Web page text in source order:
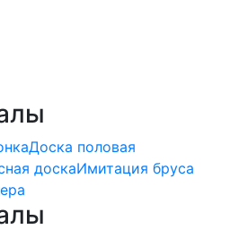
Доска половая
доскаИмитация бруса